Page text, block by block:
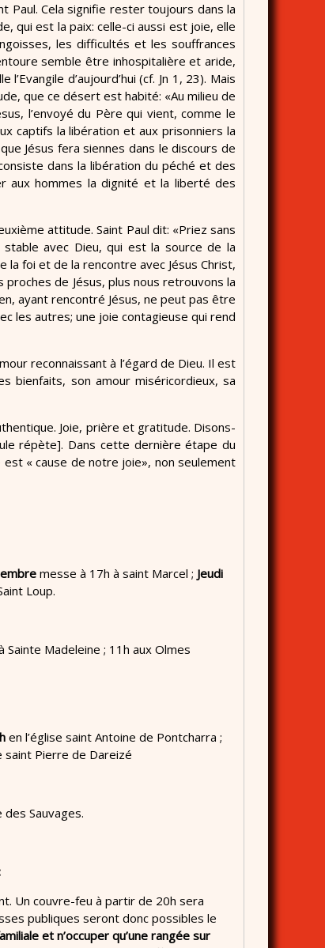
Paul. Cela signifie rester toujours dans la
qui est la paix: celle-ci aussi est joie, elle
les difficultés et les souffrances
semble être inhospitalière et aride,
d’aujourd’hui (cf. Jn 1, 23). Mais
que ce désert est habité: «Au milieu de
l’envoyé du Père qui vient, comme le
captifs la libération et aux prisonniers la
Jésus fera siennes dans le discours de
dans la libération du péché et des
aux hommes la dignité et la liberté des
attitude. Saint Paul dit: «Priez sans
avec Dieu, qui est la source de la
la foi et de la rencontre avec Jésus Christ,
de Jésus, plus nous retrouvons la
ayant rencontré Jésus, ne peut pas être
les autres; une joie contagieuse qui rend
reconnaissant à l’égard de Dieu. Il est
bienfaits, son amour miséricordieux, sa
Joie, prière et gratitude. Disons-
répète]. Dans cette dernière étape du
est « cause de notre joie», non seulement
messe à 17h à saint Marcel ; Jeudi
Loup.
Madeleine ; 11h aux Olmes
en l’église saint Antoine de Pontcharra ;
saint Pierre de Dareizé
des Sauvages.
Un couvre-feu à partir de 20h sera
publiques seront donc possibles le
et n’occuper qu’une rangée sur